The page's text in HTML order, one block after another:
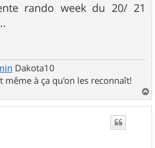
rando week du 20/ 21
Dakota10
même à ça qu'on les reconnaît!
a